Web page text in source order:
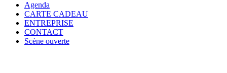
Agenda
CARTE CADEAU
ENTREPRISE
CONTACT
Scène ouverte